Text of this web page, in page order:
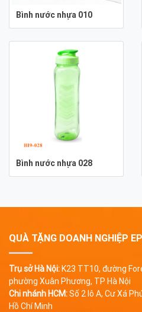
Bình nước nhựa 010
Bình nước nhựa 028
QUÀ TẶNG DOANH NGHIỆP
Trụ sở Hà Nội:K23 TT10, đường
phường Xuân Phương, TP Hà Nội
Chi nhánh HCM:Số 2 lô A, Cư Xá
Hồ Chí Minh